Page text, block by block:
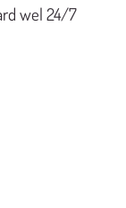
wel 24/7